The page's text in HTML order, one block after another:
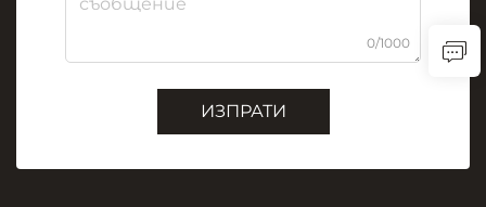
0/1000
ИЗПРАТИ